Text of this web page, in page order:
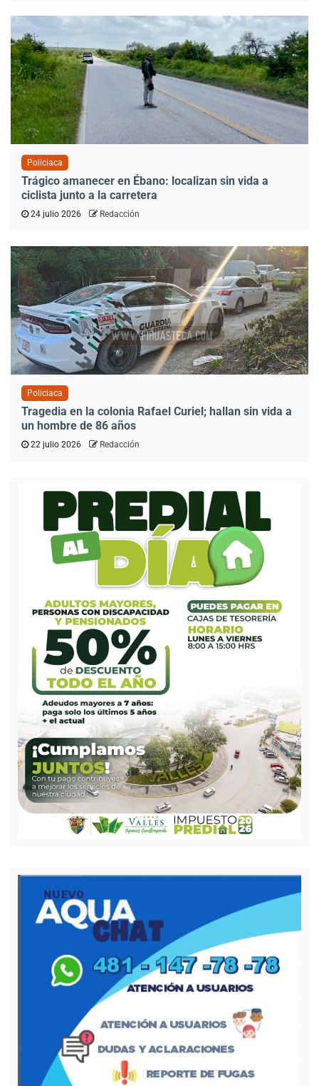
Policiaca
Trágico amanecer en Ébano: localizan sin vida a
ciclista junto a la carretera
24 julio 2026 Redacción
Policiaca
Tragedia en la colonia Rafael Curiel; hallan sin vida a
un hombre de 86 años
22 julio 2026 Redacción